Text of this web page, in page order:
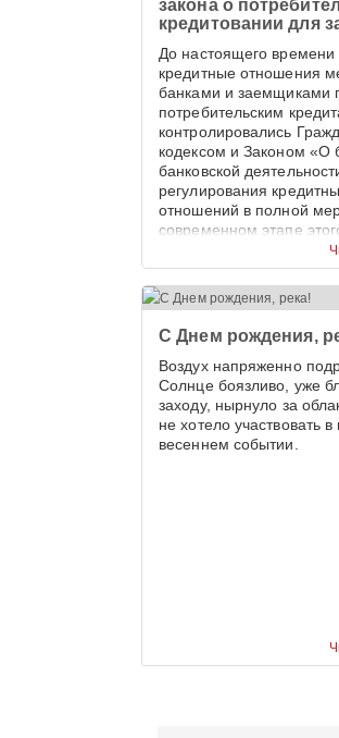
закона о
кредитовании для
До настоящего времени
кредитные отношения
банками и заемщиками
потребительским
контролировались
кодексом и Законом «О
банковской
регулирования
отношений в полной
современном этапе
С Днем рождения,
Воздух напряженно
Солнце боязливо, уже
заходу, нырнуло за
не хотело участвовать в
весеннем событии.